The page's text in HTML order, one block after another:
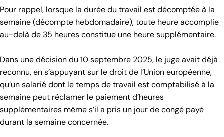
Pour rappel, lorsque la durée du travail est décomptée à la
semaine (décompte hebdomadaire), toute heure accomplie
au-delà de 35 heures constitue une heure supplémentaire.
Dans une décision du 10 septembre 2025, le juge avait déjà
reconnu, en s’appuyant sur le droit de l’Union européenne,
qu’un salarié dont le temps de travail est comptabilisé à la
semaine peut réclamer le paiement d’heures
supplémentaires même s’il a pris un jour de congé payé
durant la semaine concernée.